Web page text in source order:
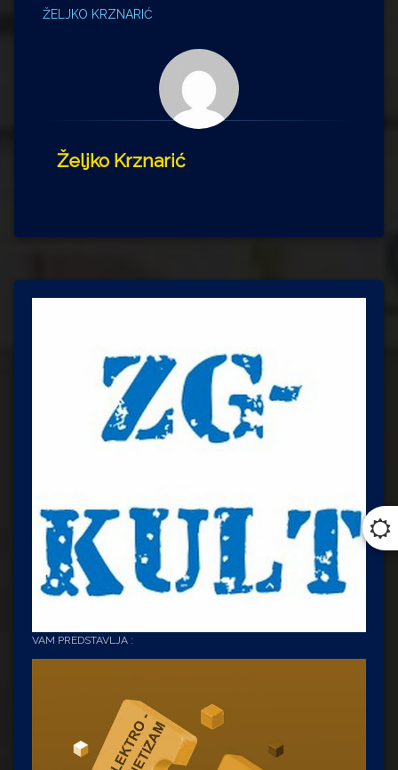
ŽELJKO KRZNARIĆ
Željko Krznarić
VAM PREDSTAVLJA :